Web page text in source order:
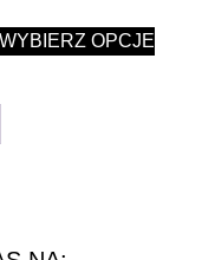
WYBIERZ OPCJE